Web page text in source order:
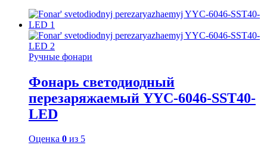
Ручные фонари
Фонарь светодиодный
перезаряжаемый YYC-6046-SST40-
LED
Оценка 0 из 5